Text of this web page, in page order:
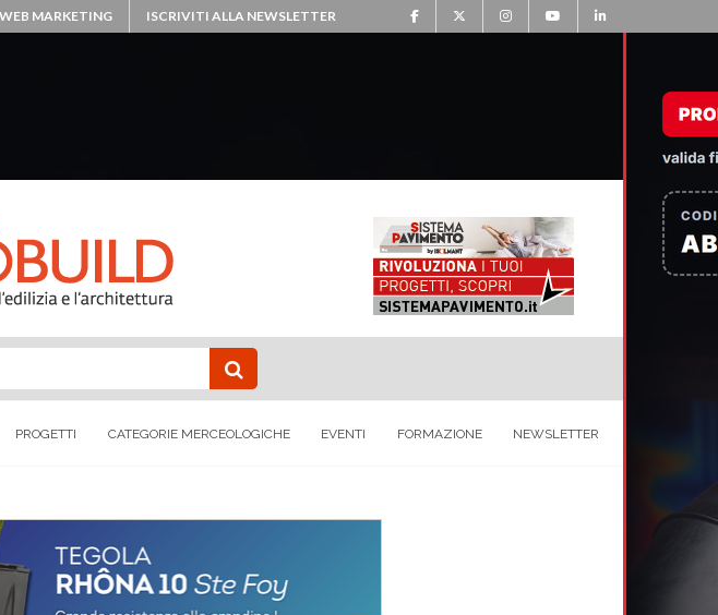
MARKETING ISCRIVITI ALLA NEWSLETTER
PROGETTI CATEGORIE MERCEOLOGICHE EVENTI FORMAZIONE NEWSLETTER